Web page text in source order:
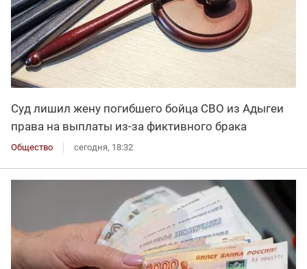
Суд лишил жену погибшего бойца СВО из Адыгеи
права на выплаты из-за фиктивного брака
Общество сегодня, 18:32